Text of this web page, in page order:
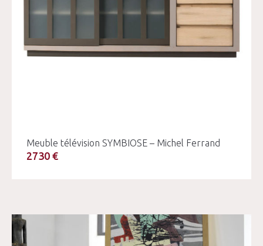
Meuble télévision SYMBIOSE – Michel Ferrand
2730 €